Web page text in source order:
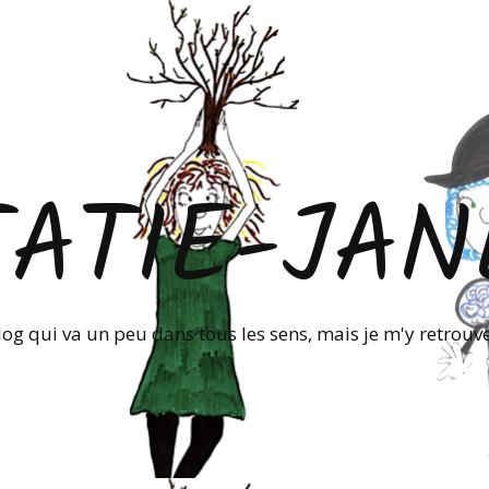
qui va un peu dans tous les sens, mais je m'y